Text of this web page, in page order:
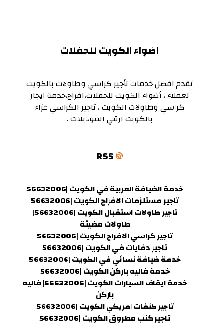
اضواء الكويت للحفلات
تقدم افضل خدمات تأجير كراسي وطاولات بالكويت
لعملاء ، أضواء الكويت للحفلات،افراح،خدمة ايجار
كراسي وطاولات الكويت ، تاجير الكراسي عزاء
بالكويت ارقي الموديلات .
RSS
خدمة الضيافة العربية في الكويت |56632006
تاجير مستلزمات الافراح الكويت |56632006
تاجير طاولات استقبال الكويت |56632006|
طاولات مضيئة
تاجير كراسي الافراح الكويت |56632006
تاجير دفايات في الكويت |56632006
خدمة ضيافة نسائي في الكويت |56632006
خدمة فاليه باركن الكويت |56632006
خدمة ايقاف السيارات الكويت |56632006| فاليه
باركن
تاجير كنفات امريكي الكويت |56632006
تاجير كنب مطروق الكويت |56632006